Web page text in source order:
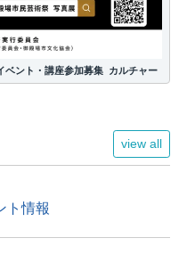
ベント・講座参加募集 カルチャー
view all
ト情報